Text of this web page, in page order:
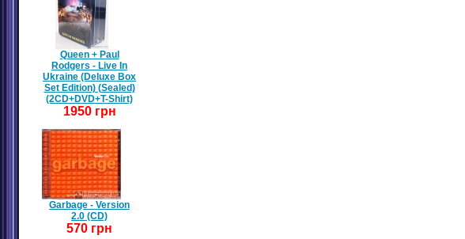
Queen + Paul
Rodgers - Live In
Ukraine (Deluxe Box
Set Edition) (Sealed)
(2CD+DVD+T-Shirt)
1950 грн
Garbage - Version
2.0 (CD)
570 грн